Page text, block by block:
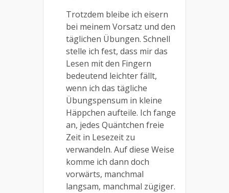
Trotzdem bleibe ich eisern
bei meinem Vorsatz und den
täglichen Übungen. Schnell
stelle ich fest, dass mir das
Lesen mit den Fingern
bedeutend leichter fällt,
wenn ich das tägliche
Übungspensum in kleine
Häppchen aufteile. Ich fange
an, jedes Quäntchen freie
Zeit in Lesezeit zu
verwandeln. Auf diese Weise
komme ich dann doch
vorwärts, manchmal
langsam, manchmal zügiger.